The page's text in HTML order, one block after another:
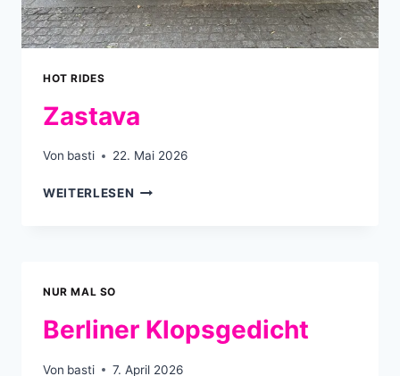
HOT RIDES
Zastava
Von basti 22. Mai 2026
WEITERLESEN ZASTAVA
NUR MAL SO
Berliner Klopsgedicht
Von basti 7. April 2026